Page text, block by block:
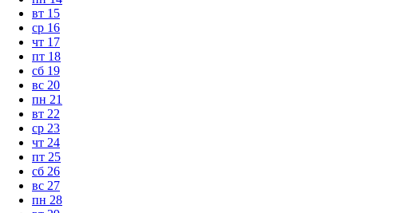
вт 15
ср 16
чт 17
пт 18
сб 19
вс 20
пн 21
вт 22
ср 23
чт 24
пт 25
сб 26
вс 27
пн 28